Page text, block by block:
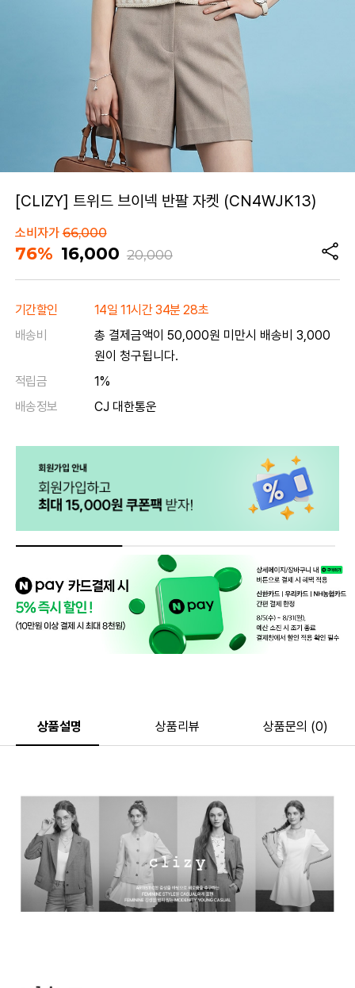
[CLIZY] 트위드 브이넥 반팔 자켓 (CN4WJK13)
소비자가66,000
76% 16,000 20,000
기간할인
14일 11시간 34분 28초
배송비
총 결제금액이 50,000원 미만시 배송비 3,000
원이 청구됩니다.
적립금
1%
배송정보
CJ 대한통운
상품설명 상품리뷰 상품문의 (0)